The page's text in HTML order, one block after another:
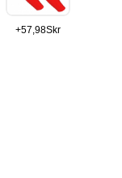
+57,98Skr